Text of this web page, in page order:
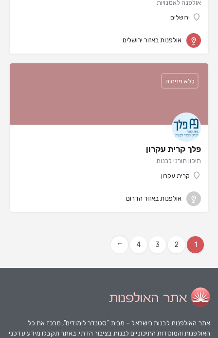
אולפנה לאמנויות
ירושלים
אולפנות באזור ירושלים
פלך קרית עקרון
תיכון תורני לבנות
קרית עקרון
ללא פנימיה
אולפנות באזור הדרום
1
2
3
4
→
אתר האולפנות לבנות בישראל – מבית "סטנדר לימודים", מרכז את כל
האולפנות והמוסדות התיכוניים לבנות בציבור הדתי. באתר תקבלו מידע עדכני